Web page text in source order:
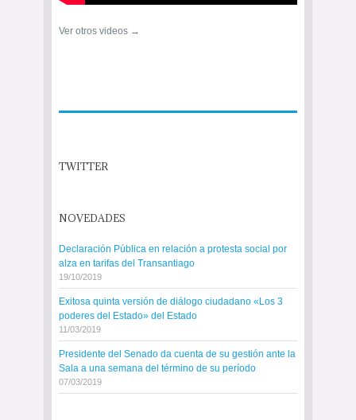
Ver otros videos →
TWITTER
NOVEDADES
Declaración Pública en relación a protesta social por
alza en tarifas del Transantiago
19/10/2019
Exitosa quinta versión de diálogo ciudadano «Los 3
poderes del Estado» del Estado
11/03/2019
Presidente del Senado da cuenta de su gestión ante la
Sala a una semana del término de su período
07/03/2019